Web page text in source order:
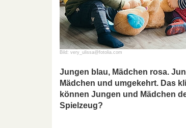
Bild: very_ulissa@fotolia.com
Jungen blau, Mädchen rosa.
Mädchen und umgekehrt. Das
können Jungen und Mädchen
Spielzeug?